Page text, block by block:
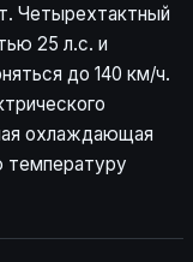
Четырехтактный
25 л.с. и
до 140 км/ч.
охлаждающая
температуру